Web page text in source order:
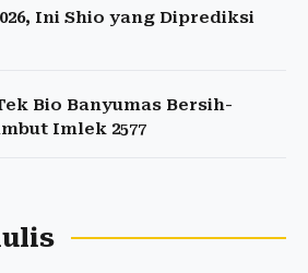
Ini Shio yang Diprediksi
Bio Banyumas Bersih-
Imlek 2577